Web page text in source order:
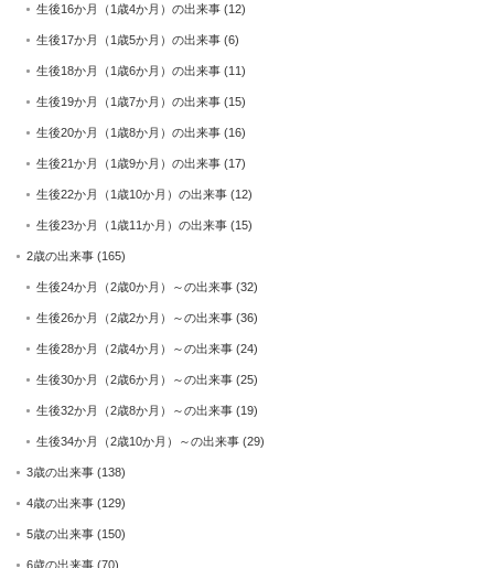
生後16か月（1歳4か月）の出来事 (12)
生後17か月（1歳5か月）の出来事 (6)
生後18か月（1歳6か月）の出来事 (11)
生後19か月（1歳7か月）の出来事 (15)
生後20か月（1歳8か月）の出来事 (16)
生後21か月（1歳9か月）の出来事 (17)
生後22か月（1歳10か月）の出来事 (12)
生後23か月（1歳11か月）の出来事 (15)
2歳の出来事 (165)
生後24か月（2歳0か月）～の出来事 (32)
生後26か月（2歳2か月）～の出来事 (36)
生後28か月（2歳4か月）～の出来事 (24)
生後30か月（2歳6か月）～の出来事 (25)
生後32か月（2歳8か月）～の出来事 (19)
生後34か月（2歳10か月）～の出来事 (29)
3歳の出来事 (138)
4歳の出来事 (129)
5歳の出来事 (150)
6歳の出来事 (70)